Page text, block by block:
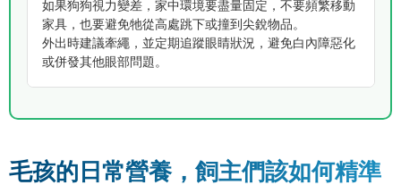
如果狗狗視力變差，家中環境要盡量固定，不要頻繁移動
家具，也要避免牠從高處跳下或撞到尖銳物品。
外出時建議牽繩，並定期追蹤眼睛狀況，避免白內障惡化
或併發其他眼部問題。
毛孩的日常營養，飼主們該如何精準